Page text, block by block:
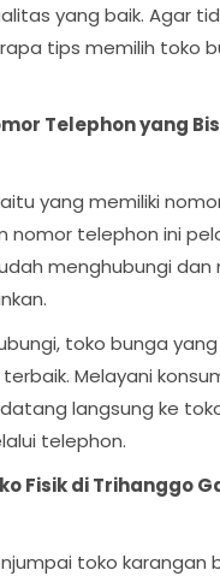
yang baik. Agar
tips memilih toko
Telephon yang
yang memiliki
nomor telephon ini
menghubungi dan
toko bunga
Melayani
langsung ke
telephon.
Fisik di Trihanggo
toko karangan